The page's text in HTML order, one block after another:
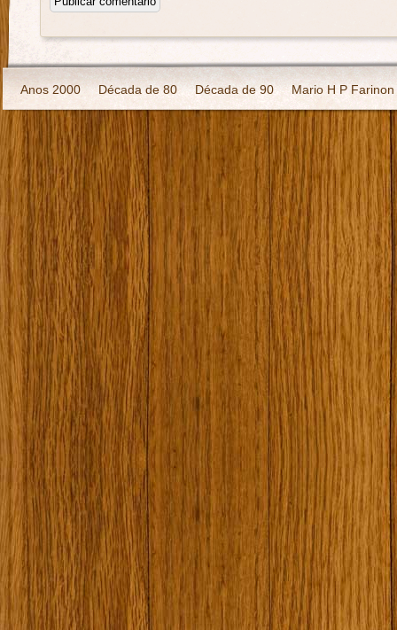
Anos 2000 Década de 80 Década de 90 Mario H P Farinon
Série Livretos Para Chefes Série Livro da Jângal Série Ser